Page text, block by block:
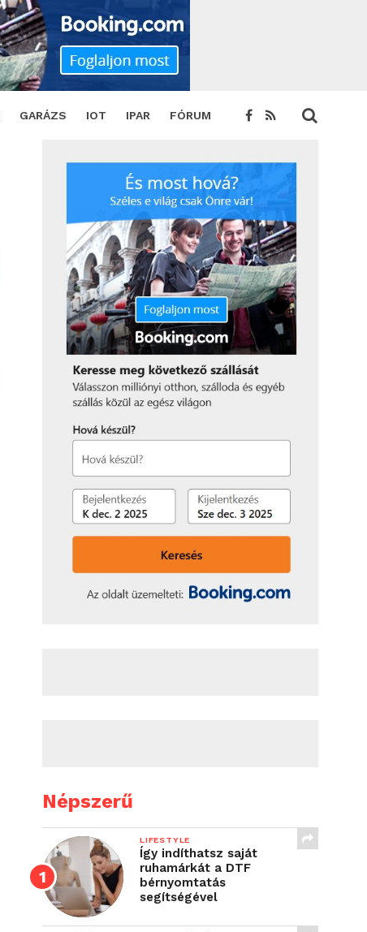
GARÁZS IOT IPAR FÓRUM
TWEET
Népszerű
LIFESTYLE
Így indíthatsz saját
ruhamárkát a DTF
bérnyomtatás
segítségével